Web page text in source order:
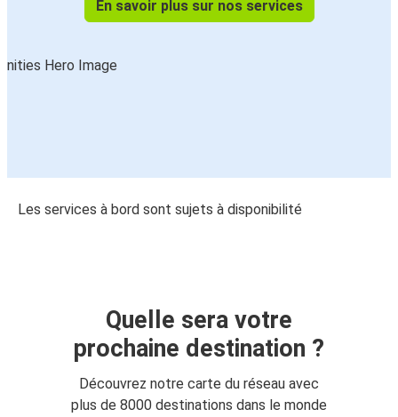
En savoir plus sur nos services
Les services à bord sont sujets à disponibilité
Quelle sera votre
prochaine destination ?
Découvrez notre carte du réseau avec
plus de 8000 destinations dans le monde